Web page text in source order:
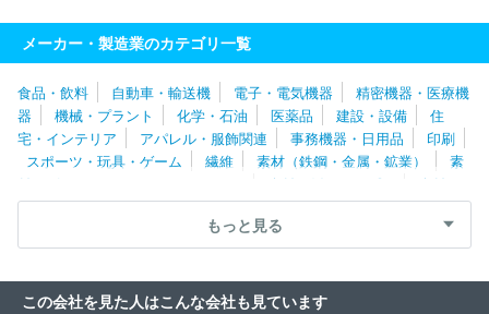
ナベフーマック株式会社
オークマ株式会社
ヤマザキマザック株
式会社
カナデビア株式会社 新東工業株式会社
外爐工業株式会社
株式会社キトー 澁谷工業株式会社
株式会社
フジキカイ
エムケー精工株式会社 日研ツール株式会社
小倉ク
ラッチ株式会社
引地精工株式会社 ＮＩＴＴＯＫＵ株式会社
キ
ヤノン化成株式会社
株式会社タンガロイ
レオン自動機株式会社
栗田工業株式会社
社
ヤマトプロテック株式会社 株式会社鷺宮製作所
住友金属鉱
山株式会社
株式会社ディスコ
ジョンソンコントロールズ株式会
メーカー・製造業のカテゴリ一覧
食品・飲料 自動車・輸送機 電子・電気機器
精密機器・医療機
器
機械・プラント 化学・石油 医薬品 建設・設備
住
宅・インテリア
アパレル・服飾関連 事務機器・日用品
印刷
スポーツ・玩具・ゲーム
繊維 素材（鉄鋼・金属・鉱業）
素
材（ゴム・ガラス・セラミックス）
素材（紙・パルプ）
素材
（その他）
農林・水産 たばこ・飼料 その他
もっと見る
この会社を見た人はこんな会社も見ています